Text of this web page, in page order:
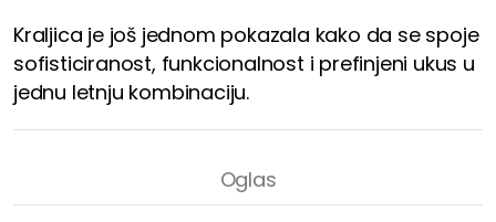
Kraljica je još jednom pokazala kako da se spoje
sofisticiranost, funkcionalnost i prefinjeni ukus u
jednu letnju kombinaciju.